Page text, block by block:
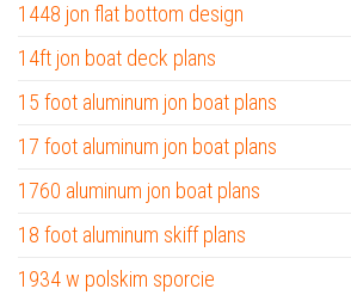
1448 jon flat bottom design
14ft jon boat deck plans
15 foot aluminum jon boat plans
17 foot aluminum jon boat plans
1760 aluminum jon boat plans
18 foot aluminum skiff plans
1934 w polskim sporcie